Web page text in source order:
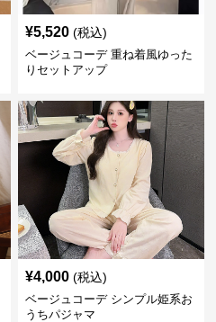
¥5,520 (税込)
ベージュコーデ 重ね着風ゆった
りセットアップ
¥4,000 (税込)
ベージュコーデ シンプル姫系お
うちパジャマ